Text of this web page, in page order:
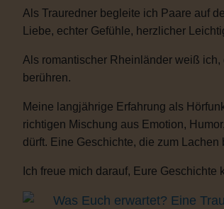
Als Trauredner begleite ich Paare auf
Liebe, echter Gefühle, herzlicher
Als romantischer Rheinländer weiß
berühren.
Meine langjährige Erfahrung als
richtigen Mischung aus Emotion,
dürft. Eine Geschichte, die zum
Ich freue mich darauf, Eure
Was Euch erwartet? Eine